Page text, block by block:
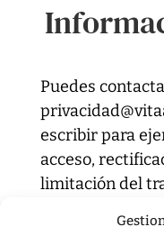
Puedes
escribir para
acceso,
limitación del
de una